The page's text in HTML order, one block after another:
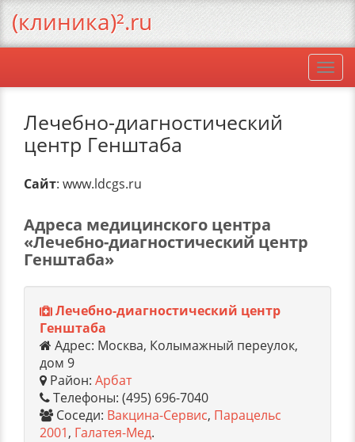
Лечебно-диагностический
центр Генштаба
Сайт: www.ldcgs.ru
Адреса медицинского центра
«Лечебно-диагностический центр
Генштаба»
Лечебно-диагностический центр
Генштаба
Адрес: Москва, Колымажный переулок,
дом 9
Район: Арбат
Телефоны: (495) 696-7040
Соседи: Вакцина-Сервис, Парацельс
2001, Галатея-Мед.
(клиника)².ru